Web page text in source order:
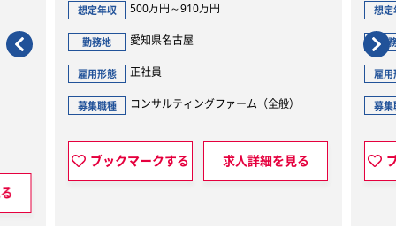
500万円～910万円
愛知県名古屋
正社員
コンサルティングファーム（全般）
ブックマークする 求人詳細を見る
勤務地
ブック